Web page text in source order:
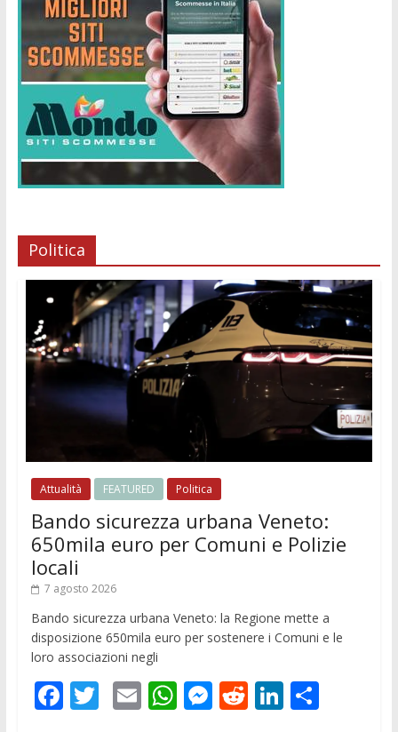
Politica
Attualità FEATURED Politica
Bando sicurezza urbana Veneto:
650mila euro per Comuni e Polizie
locali
7 agosto 2026
Bando sicurezza urbana Veneto: la Regione mette a
disposizione 650mila euro per sostenere i Comuni e le
loro associazioni negli
F T E W M R Li C